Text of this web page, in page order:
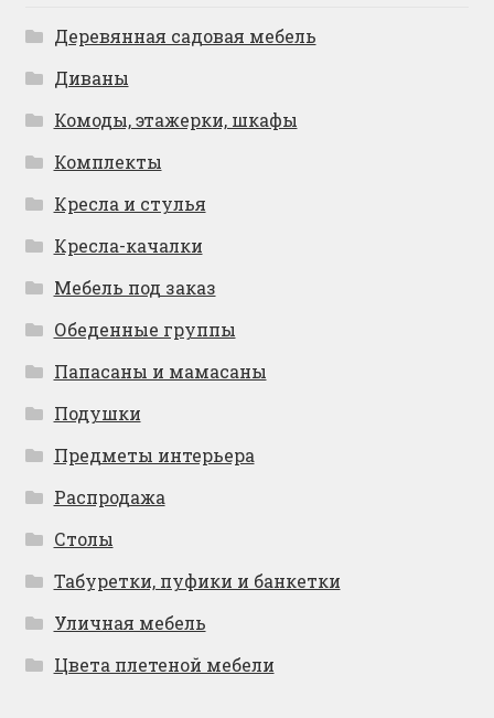
Деревянная садовая мебель
Диваны
Комоды, этажерки, шкафы
Комплекты
Кресла и стулья
Кресла-качалки
Мебель под заказ
Обеденные группы
Папасаны и мамасаны
Подушки
Предметы интерьера
Распродажа
Столы
Табуретки, пуфики и банкетки
Уличная мебель
Цвета плетеной мебели